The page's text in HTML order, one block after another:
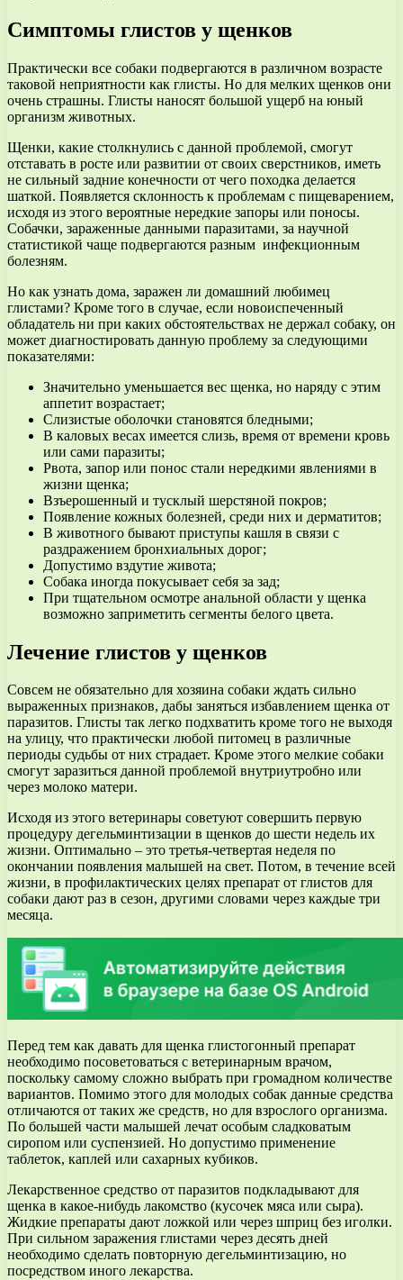
Симптомы глистов у щенков
Практически все собаки подвергаются в различном возрасте
таковой неприятности как глисты. Но для мелких щенков они
очень страшны. Глисты наносят большой ущерб на юный
организм животных.
Щенки, какие столкнулись с данной проблемой, смогут
отставать в росте или развитии от своих сверстников, иметь
не сильный задние конечности от чего походка делается
шаткой. Появляется склонность к проблемам с пищеварением,
исходя из этого вероятные нередкие запоры или поносы.
Собачки, зараженные данными паразитами, за научной
статистикой чаще подвергаются разным инфекционным
болезням.
Но как узнать дома, заражен ли домашний любимец
глистами? Кроме того в случае, если новоиспеченный
обладатель ни при каких обстоятельствах не держал собаку, он
может диагностировать данную проблему за следующими
показателями:
Значительно уменьшается вес щенка, но наряду с этим
аппетит возрастает;
Слизистые оболочки становятся бледными;
В каловых весах имеется слизь, время от времени кровь
или сами паразиты;
Рвота, запор или понос стали нередкими явлениями в
жизни щенка;
Взъерошенный и тусклый шерстяной покров;
Появление кожных болезней, среди них и дерматитов;
В животного бывают приступы кашля в связи с
раздражением бронхиальных дорог;
Допустимо вздутие живота;
Собака иногда покусывает себя за зад;
При тщательном осмотре анальной области у щенка
возможно заприметить сегменты белого цвета.
Лечение глистов у щенков
Совсем не обязательно для хозяина собаки ждать сильно
выраженных признаков, дабы заняться избавлением щенка от
паразитов. Глисты так легко подхватить кроме того не выходя
на улицу, что практически любой питомец в различные
периоды судьбы от них страдает. Кроме этого мелкие собаки
смогут заразиться данной проблемой внутриутробно или
через молоко матери.
Исходя из этого ветеринары советуют совершить первую
процедуру дегельминтизации в щенков до шести недель их
жизни. Оптимально – это третья-четвертая неделя по
окончании появления малышей на свет. Потом, в течение всей
жизни, в профилактических целях препарат от глистов для
собаки дают раз в сезон, другими словами через каждые три
месяца.
Перед тем как давать для щенка глистогонный препарат
необходимо посоветоваться с ветеринарным врачом,
поскольку самому сложно выбрать при громадном количестве
вариантов. Помимо этого для молодых собак данные средства
отличаются от таких же средств, но для взрослого организма.
По большей части малышей лечат особым сладковатым
сиропом или суспензией. Но допустимо применение
таблеток, каплей или сахарных кубиков.
Лекарственное средство от паразитов подкладывают для
щенка в какое-нибудь лакомство (кусочек мяса или сыра).
Жидкие препараты дают ложкой или через шприц без иголки.
При сильном заражения глистами через десять дней
необходимо сделать повторную дегельминтизацию, но
посредством иного лекарства.